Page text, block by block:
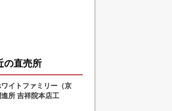
の直売所
イトファミリー（京
所 吉祥院本店工